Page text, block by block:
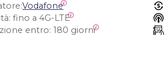
Vodafone
fino a 4G-LTE
entro: 180 giorni